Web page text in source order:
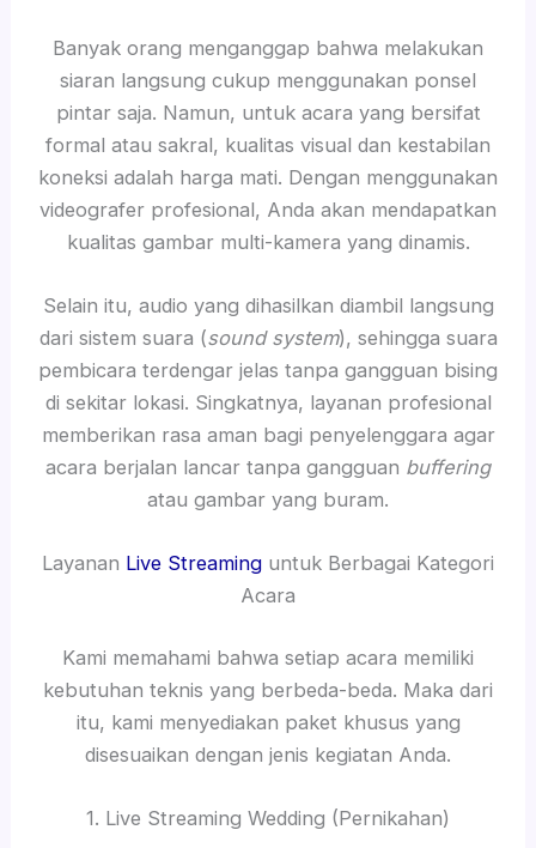
Banyak orang menganggap bahwa melakukan
siaran langsung cukup menggunakan ponsel
pintar saja. Namun, untuk acara yang bersifat
formal atau sakral, kualitas visual dan kestabilan
koneksi adalah harga mati. Dengan menggunakan
videografer profesional, Anda akan mendapatkan
kualitas gambar multi-kamera yang dinamis.
Selain itu, audio yang dihasilkan diambil langsung
dari sistem suara (sound system), sehingga suara
pembicara terdengar jelas tanpa gangguan bising
di sekitar lokasi. Singkatnya, layanan profesional
memberikan rasa aman bagi penyelenggara agar
acara berjalan lancar tanpa gangguan buffering
atau gambar yang buram.
Layanan Live Streaming untuk Berbagai Kategori
Acara
Kami memahami bahwa setiap acara memiliki
kebutuhan teknis yang berbeda-beda. Maka dari
itu, kami menyediakan paket khusus yang
disesuaikan dengan jenis kegiatan Anda.
1. Live Streaming Wedding (Pernikahan)